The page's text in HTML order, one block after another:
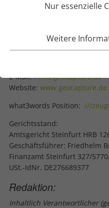
Nur essenzielle
Weitere
GEOCAPTURE
D-48496 Hopsten
E-Mail:info@geocapture.de
Website: www.geocapture.de
what3words Position: ///
Gerichtsstand:
Amtsgericht Steinfurt HRB
Geschäftsführer: Friedhelm
Finanzamt Steinfurt 327/
USt.-IdNr. DE276689377
Redaktion:
Inhaltlich Verantwortlicher